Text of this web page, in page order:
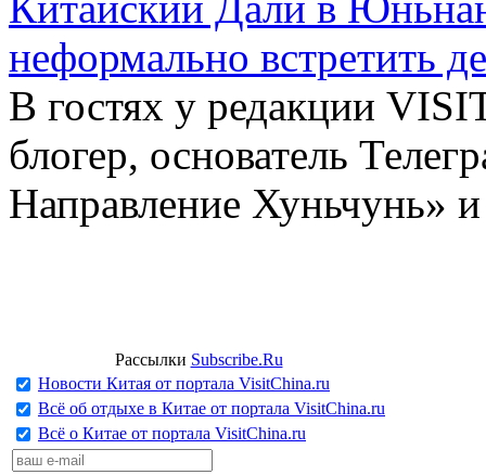
неформально встретить
В гостях у редакции
блогер, основатель
Направление Хуньчунь»
Рассылки Subscribe.Ru
Новости Китая от портала VisitChina.ru
Всё об отдыхе в Китае от портала VisitChina.ru
Всё о Китае от портала VisitChina.ru